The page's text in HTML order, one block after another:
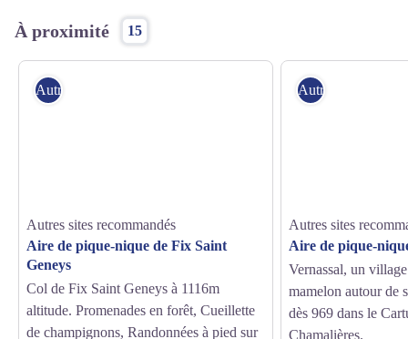
À proximité 15
Autres sites recommandés
Autres sites recommandés
Aire de pique-nique de Fix Saint
Geneys
Col de Fix Saint Geneys à 1116m
altitude. Promenades en forêt, Cueillette
de champignons, Randonnées à pied sur
Autres sites
Autres sites
Aire de pique-
Vernassal, un
mamelon autour de
dès 969 dans le
Chamalières.